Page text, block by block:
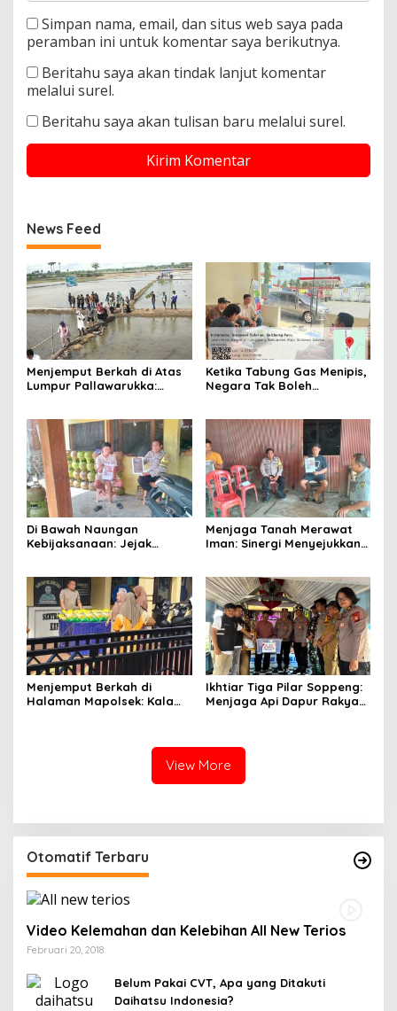
Simpan nama, email, dan situs web saya pada
peramban ini untuk komentar saya berikutnya.
Beritahu saya akan tindak lanjut komentar
melalui surel.
Beritahu saya akan tulisan baru melalui surel.
News Feed
Menjemput Berkah di Atas
Lumpur Pallawarukka:
Ketika Tabung Gas Menipis,
Negara Tak Boleh
Di Bawah Naungan
Kebijaksanaan: Jejak
Kehangatan
Menjaga Tanah Merawat
Iman: Sinergi Menyejukkan
Menjemput Berkah di
Halaman Mapolsek: Kala
Ikhtiar Tiga Pilar Soppeng:
Menjaga Api Dapur Rakyat
View More
Otomatif Terbaru
Video Kelemahan dan Kelebihan All New Terios
Februari 20, 2018
Belum Pakai CVT, Apa yang Ditakuti
Daihatsu Indonesia?